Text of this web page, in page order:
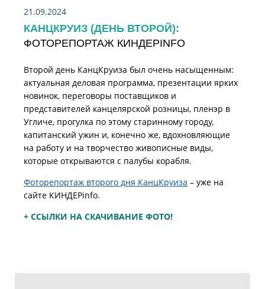
21.09.2024
КАНЦКРУИЗ (ДЕНЬ ВТОРОЙ):
ФОТОРЕПОРТАЖ КИНДЕРINFO
Второй день КанцКруиза был очень насыщенным:
актуальная деловая программа, презентации ярких
новинок, переговоры поставщиков и
представителей канцелярской розницы, пленэр в
Угличе, прогулка по этому старинному городу,
капитанский ужин и, конечно же, вдохновляющие
на работу и на творчество живописные виды,
которые открываются с палубы корабля.
Фоторепортаж второго дня КанцКруиза – уже на
сайте КИНДЕРinfo.
+ ССЫЛКИ НА СКАЧИВАНИЕ ФОТО!